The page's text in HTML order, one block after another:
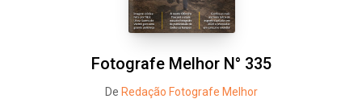
Fotografe Melhor N° 335
De Redação Fotografe Melhor